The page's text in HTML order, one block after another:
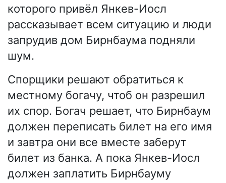
которого привёл Янкев-Иосл
рассказывает всем ситуацию и люди
запрудив дом Бирнбаума подняли
шум.
Спорщики решают обратиться к
местному богачу, чтоб он разрешил
их спор. Богач решает, что Бирнбаум
должен переписать билет на его имя
и завтра они все вместе заберут
билет из банка. А пока Янкев-Иосл
должен заплатить Бирнбауму